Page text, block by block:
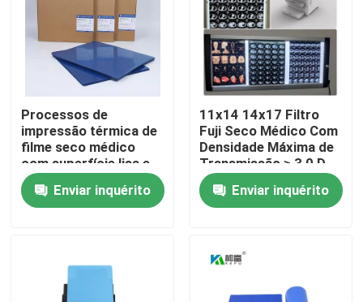
Casa
Produtos
Fábrica
Processos de
impressão térmica de
filme seco médico
com superfície lisa e
alta capacidade de
impressãoEnviar inquérito
11x14 14x17 Filtro
Fuji Seco Médico Com
Densidade Máxima de
Transmissão ≥ 3,0 D
Enviar inquérito